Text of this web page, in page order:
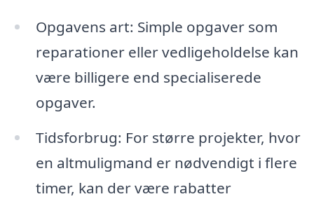
Opgavens art: Simple opgaver som
reparationer eller vedligeholdelse kan
være billigere end specialiserede
opgaver.
Tidsforbrug: For større projekter, hvor
en altmuligmand er nødvendigt i flere
timer, kan der være rabatter